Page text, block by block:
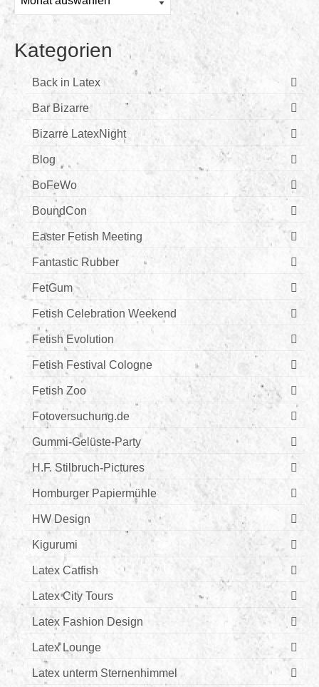
Kategorien
Back in Latex
Bar Bizarre
Bizarre LatexNight
Blog
BoFeWo
BoundCon
Easter Fetish Meeting
Fantastic Rubber
FetGum
Fetish Celebration Weekend
Fetish Evolution
Fetish Festival Cologne
Fetish Zoo
Fotoversuchung.de
Gummi-Gelüste-Party
H.F. Stilbruch-Pictures
Homburger Papiermühle
HW Design
Kigurumi
Latex Catfish
Latex City Tours
Latex Fashion Design
Latex Lounge
Latex unterm Sternenhimmel